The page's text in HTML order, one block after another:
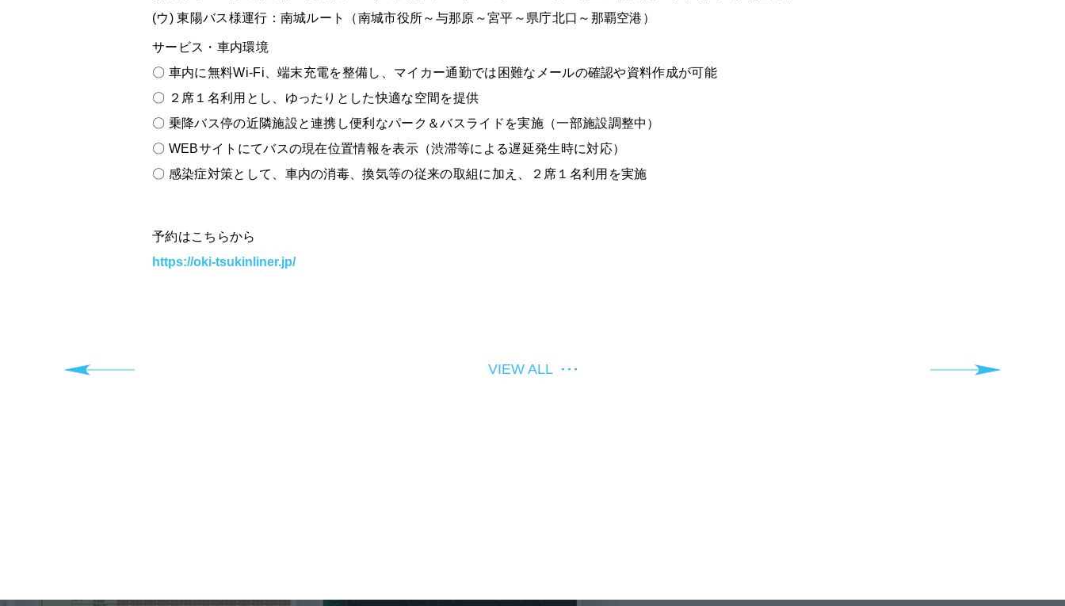
(ウ) 東陽バス様運行：南城ルート（南城市役所～与那原～宮平～県庁北口～那覇空港）
サービス・車内環境
〇 車内に無料Wi-Fi、端末充電を整備し、マイカー通勤では困難なメールの確認や資料作成が可能
〇 ２席１名利用とし、ゆったりとした快適な空間を提供
〇 乗降バス停の近隣施設と連携し便利なパーク＆バスライドを実施（一部施設調整中）
〇 WEBサイトにてバスの現在位置情報を表示（渋滞等による遅延発生時に対応）
〇 感染症対策として、車内の消毒、換気等の従来の取組に加え、２席１名利用を実施
予約はこちらから
https://oki-tsukinliner.jp/
VIEW ALL